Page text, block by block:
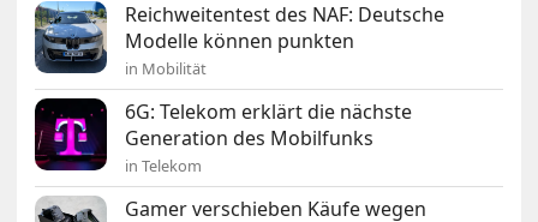
Reichweitentest des NAF: Deutsche
Modelle können punkten
in Mobilität
6G: Telekom erklärt die nächste
Generation des Mobilfunks
in Telekom
Gamer verschieben Käufe wegen